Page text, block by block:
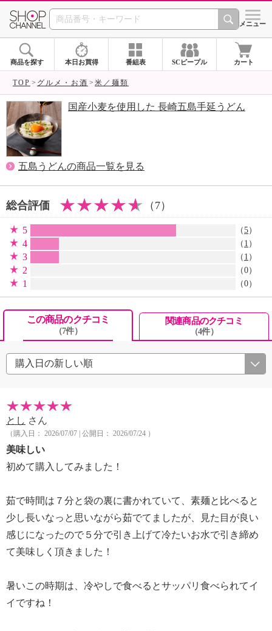
SHOP CHANNEL シメニュー
商品を探す 本日お買得 番組表 SCピープル カート
TOP グルメ・お酒 米／麺類
国産小麦を使用した 長崎五島手延うどん
五島うどんの商品一覧を見る
総合評価 （7）
5 （5）
4 （ 1 ）
3 （ 1 ）
2 （0）
1 （0）
この商品のクチコミ
（7件）
関連商品のクチコミ
（4件）
とし さん
（購入日： 2026/07/07 | 公開日： 2026/07/24 ）
美味しい
初めて購入してみました！
茹で時間は７分と袋の裏に書かれていて、素麺と比べると
少し長いなっと思いながら茹でてましたが、見た目が良い
感じになったので５分で引き上げて冷たいお水で引き締め
て美味しく頂きました！
暑いこの時期は、冷やしで食べるとサッパリ食べられてイ
イですね！